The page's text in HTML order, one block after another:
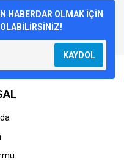
görüntülenemiyor.
bulunuyor.
HABERDAR OLMAK İÇİN
KAYDOL